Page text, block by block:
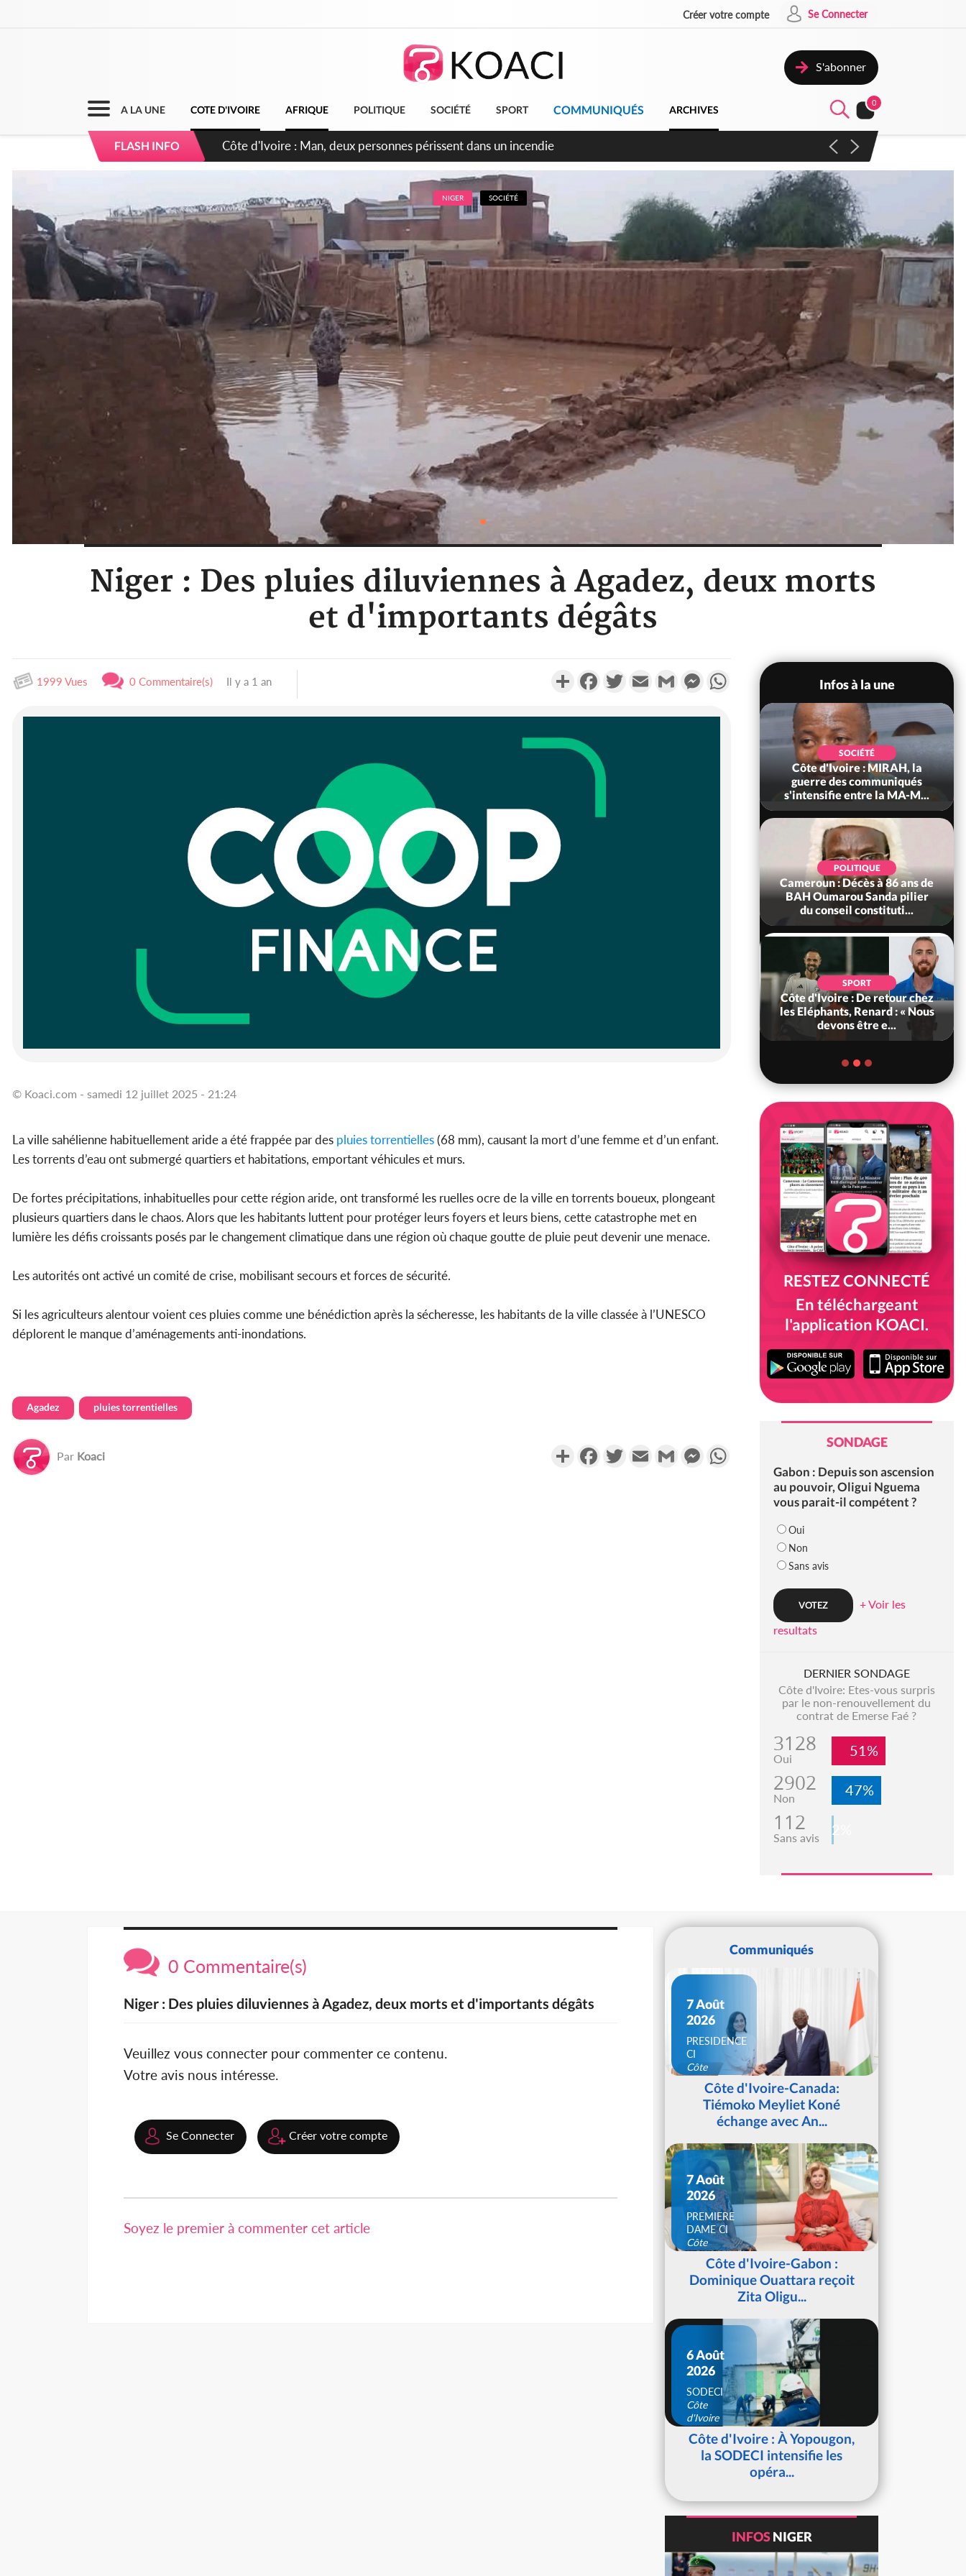
Créer votre compte Se Connecter
S'abonner
A LA UNE COTE D'IVOIRE AFRIQUE POLITIQUE SOCIÉTÉ SPORT COMMUNIQUÉS ARCHIVES
0
FLASH INFO
Côte d'Ivoire : Séileu, la célébration de la fête nationale transformée en vaste campagne contre les produits
dépigmentants dangereux
NIGER SOCIÉTÉ
Niger : Des pluies diluviennes à Agadez, deux morts
et d'importants dégâts
1999 Vues 0 Commentaire(s) Il y a 1 an PartagerFacebookTwitterEmail Gmail MessengerWhatsApp
© Koaci.com - samedi 12 juillet 2025 - 21:24
La ville sahélienne habituellement aride a été frappée par des pluies torrentielles(68 mm), causant la mort d’une femme et d’un enfant.
Les torrents d’eau ont submergé quartiers et habitations, emportant véhicules et murs.
De fortes précipitations, inhabituelles pour cette région aride, ont transformé les ruelles ocre de la ville en torrents boueux, plongeant
plusieurs quartiers dans le chaos. Alors que les habitants luttent pour protéger leurs foyers et leurs biens, cette catastrophe met en
lumière les défis croissants posés par le changement climatique dans une région où chaque goutte de pluie peut devenir une menace.
Les autorités ont activé un comité de crise, mobilisant secours et forces de sécurité.
Si les agriculteurs alentour voient ces pluies comme une bénédiction après la sécheresse, les habitants de la ville classée à l’UNESCO
déplorent le manque d’aménagements anti-inondations.
Agadez pluies torrentielles
Par Koaci PartagerFacebookTwitterEmail Gmail Messenger
Infos à la une
Côte d'Ivoire : Man, deux
personnes périssent dans un
SOCIÉTÉ
Côte d'Ivoire : MIRAH, la
guerre des communiqués
s'intensifie entre la MA-M...
POLITIQUE
Cameroun : Décès à 86 ans de
BAH Oumarou Sanda pilier
du conseil constituti...
SPORT
Côte d'Ivoire : De retour chez
les Eléphants, Renard : « Nous
devons être e...
RESTEZ CONNECTÉ
En téléchargeant
l'application KOACI.
SONDAGE
Gabon : Depuis son ascension
au pouvoir, Oligui Nguema
vous parait-il compétent ?
Oui
Non
Sans avis
+ Voir les
resultats
DERNIER SONDAGE
Côte d'Ivoire: Etes-vous surpris
par le non-renouvellement du
contrat de Emerse Faé ?
3128
Oui 51%
2902
Non 47%
112
Sans avis 2%
0 Commentaire(s)
Niger : Des pluies diluviennes à Agadez, deux morts et d'importants dégâts
Veuillez vous connecter pour commenter ce contenu.
Votre avis nous intéresse.
Se Connecter Créer votre compte
Soyez le premier à commenter cet article
Communiqués
7 Août
2026
PRESIDENCE
CI
Côte
d'IvoireCôte d'Ivoire-Canada:
Tiémoko Meyliet Koné
échange avec An...
7 Août
2026
PREMIERE
DAME CI
Côte
d'IvoireCôte d'Ivoire-Gabon :
Dominique Ouattara reçoit
Zita Oligu...
6 Août
2026
SODECI
Côte
d'Ivoire
Côte d'Ivoire : À Yopougon,
la SODECI intensifie les
opéra...
INFOSNIGER